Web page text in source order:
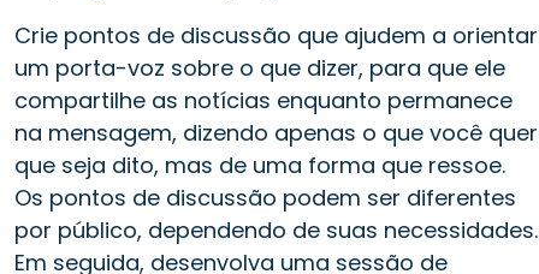
Crie pontos de discussão que ajudem a orientar
um porta-voz sobre o que dizer, para que ele
compartilhe as notícias enquanto permanece
na mensagem, dizendo apenas o que você quer
que seja dito, mas de uma forma que ressoe.
Os pontos de discussão podem ser diferentes
por público, dependendo de suas necessidades.
Em seguida, desenvolva uma sessão de